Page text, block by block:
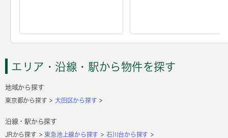
エリア・沿線・駅から物件を探す
地域から探す
東京都から探す 大田区から探す
沿線・駅から探す
JRから探す 東急池上線から探す 石川台から探す